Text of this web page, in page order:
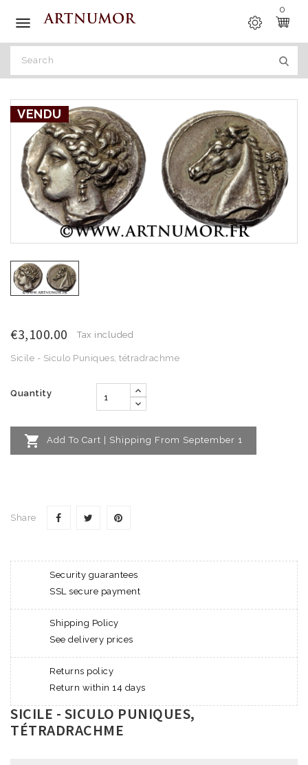

0
VENDU
€3,100.00 Tax included
Sicile - Siculo Puniques, tétradrachme
Quantity
 Add To Cart | Shipping From September 1
Share
Security guarantees
SSL secure payment
Shipping Policy
See delivery prices
Returns policy
Return within 14 days
SICILE - SICULO PUNIQUES,
TÉTRADRACHME